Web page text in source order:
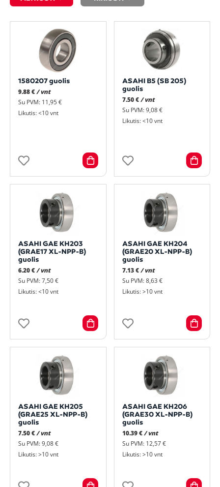
1580207 guolis
9.88 €/ vnt
Su PVM: 11,95 €
Likutis: <10 vnt
ASAHI B5 (SB 205)
guolis
7.50 € / vnt
Su PVM: 9,08 €
Likutis: <10 vnt
ASAHI GAE KH203
(GRAE17 XL-NPP-B)
guolis
6.20 €/ vnt
Su PVM: 7,50 €
Likutis: <10 vnt
ASAHI GAE KH204
(GRAE20 XL-NPP-B)
guolis
7.13 € / vnt
Su PVM: 8,63 €
Likutis: >10 vnt
ASAHI GAE KH205
(GRAE25 XL-NPP-B)
guolis
7.50 €/ vnt
Su PVM: 9,08 €
Likutis: >10 vnt
ASAHI GAE KH206
(GRAE30 XL-NPP-B)
guolis
10.39 € / vnt
Su PVM: 12,57 €
Likutis: >10 vnt